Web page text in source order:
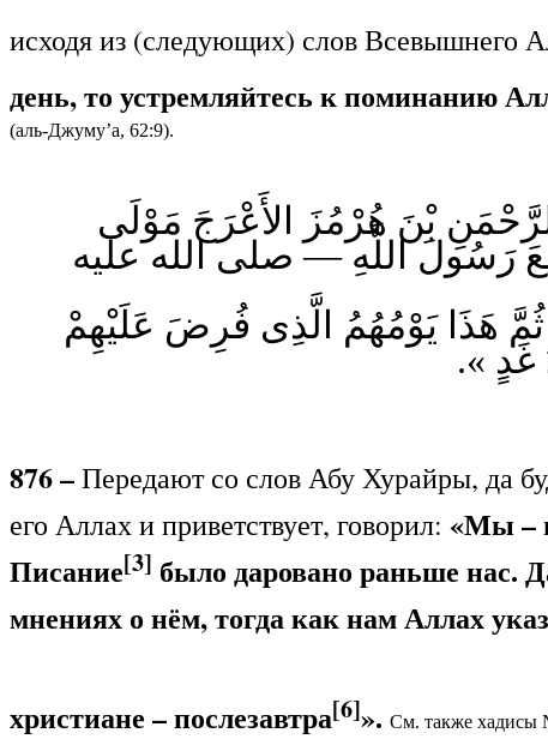
исходя из (следующих) слов Всевышнего
день, то устремляйтесь к поминанию
(аль-Джуму’а, 62:9).
الرَّحْمَنِ بْنَ هُرْمُزَ الأَعْرَجَ مَوْلَى
رَسُولَ اللَّهِ — صلى الله عليه
ثُمَّ هَذَا يَوْمُهُمُ الَّذِى فُرِضَ عَلَيْهِمْ
غَدٍ ».
876 –Передают со слов Абу Хурайры, да
его Аллах и приветствует, говорил: «Мы –
Писание[3] было даровано раньше нас.
мнениях о нём, тогда как нам Аллах
христиане – послезавтра[6]». См. также хадисы